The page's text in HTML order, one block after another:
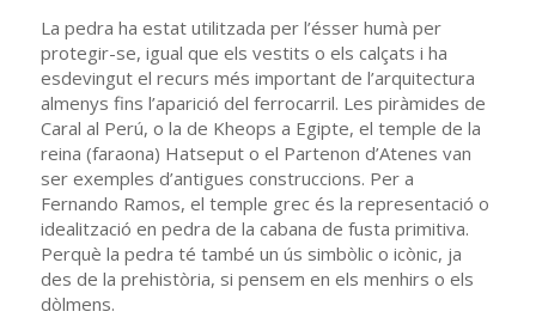
La pedra ha estat utilitzada per l’ésser humà per
protegir-se, igual que els vestits o els calçats i ha
esdevingut el recurs més important de l’arquitectura
almenys fins l’aparició del ferrocarril. Les piràmides de
Caral al Perú, o la de Kheops a Egipte, el temple de la
reina (faraona) Hatseput o el Partenon d’Atenes van
ser exemples d’antigues construccions. Per a
Fernando Ramos, el temple grec és la representació o
idealització en pedra de la cabana de fusta primitiva.
Perquè la pedra té també un ús simbòlic o icònic, ja
des de la prehistòria, si pensem en els menhirs o els
dòlmens.